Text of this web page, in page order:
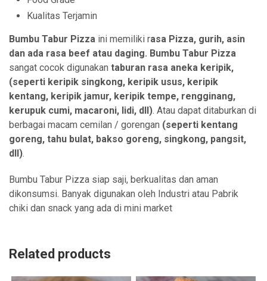
Kualitas Terjamin
Bumbu Tabur Pizza ini memiliki rasa Pizza, gurih, asin
dan ada rasa beef atau daging. Bumbu Tabur Pizza
sangat cocok digunakan taburan rasa aneka keripik,
(seperti keripik singkong, keripik usus, keripik
kentang, keripik jamur, keripik tempe, rengginang,
kerupuk cumi, macaroni, lidi, dll). Atau dapat ditaburkan di
berbagai macam cemilan / gorengan (seperti kentang
goreng, tahu bulat, bakso goreng, singkong, pangsit,
dll).
Bumbu Tabur Pizza siap saji, berkualitas dan aman
dikonsumsi. Banyak digunakan oleh Industri atau Pabrik
chiki dan snack yang ada di mini market
Related products